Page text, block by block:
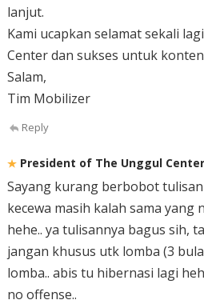
lanjut.
Kami ucapkan selamat sekali
Center dan sukses untuk
Salam,
Tim Mobilizer
Reply
President of The Unggul Center
Sayang kurang berbobot
kecewa masih kalah sama yang
hehe.. ya tulisannya bagus sih,
jangan khusus utk lomba (3
lomba.. abis tu hibernasi lagi
no offense..